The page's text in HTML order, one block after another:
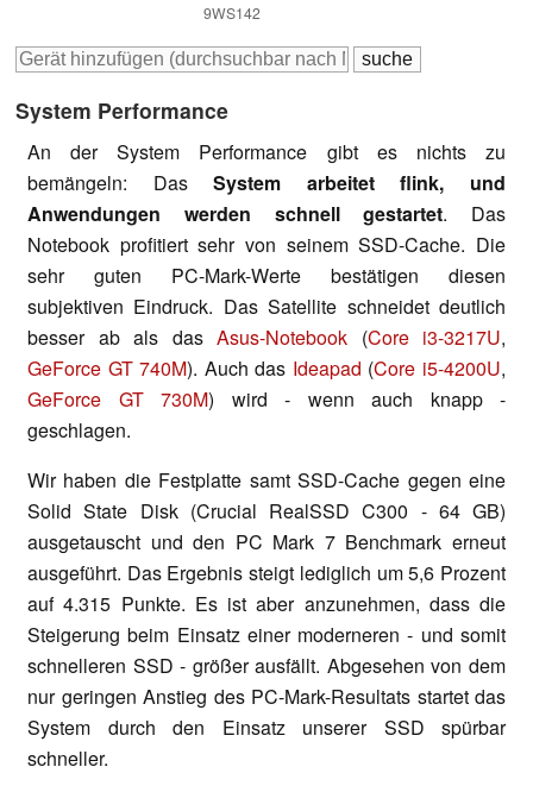
9WS142
System Performance
An der System Performance gibt es nichts zu
bemängeln: DasSystem arbeitet flink, und
Anwendungen werden schnell gestartet. Das
Notebook profitiert sehr von seinem SSD-Cache. Die
sehr guten PC-Mark-Werte bestätigen diesen
subjektiven Eindruck. Das Satellite schneidet deutlich
besser ab als das Asus-Notebook (Core i3-3217U,
GeForce GT 740M). Auch das Ideapad (Core i5-4200U,
GeForce GT 730M) wird - wenn auch knapp -
geschlagen.
Wir haben die Festplatte samt SSD-Cache gegen eine
Solid State Disk (Crucial RealSSD C300 - 64 GB)
ausgetauscht und den PC Mark 7 Benchmark erneut
ausgeführt. Das Ergebnis steigt lediglich um 5,6 Prozent
auf 4.315 Punkte. Es ist aber anzunehmen, dass die
Steigerung beim Einsatz einer moderneren - und somit
schnelleren SSD - größer ausfällt. Abgesehen von dem
nur geringen Anstieg des PC-Mark-Resultats startet das
System durch den Einsatz unserer SSD spürbar
schneller.